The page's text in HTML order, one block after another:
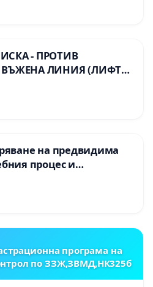
- ПРОТИВ
ЛИНИЯ (ЛИФТ)
ПРИРОДНА
НА
(БУНАРДЖИК)
на предвидима
процес и
на равнопоставено
на учениците от
I“ и Хуманитарна
програма на
по ЗЗЖ,ЗВМД,НК325б